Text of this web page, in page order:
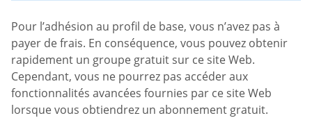
Pour l’adhésion au profil de base, vous n’avez pas à
payer de frais. En conséquence, vous pouvez obtenir
rapidement un groupe gratuit sur ce site Web.
Cependant, vous ne pourrez pas accéder aux
fonctionnalités avancées fournies par ce site Web
lorsque vous obtiendrez un abonnement gratuit.